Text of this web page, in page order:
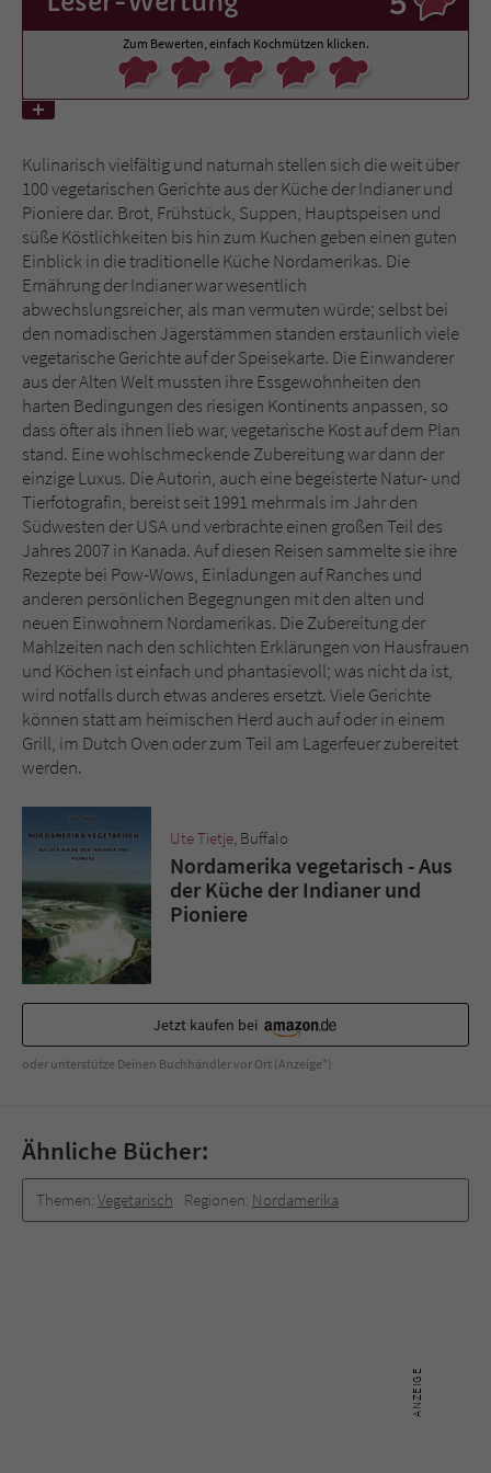
Zum Bewerten, einfach Kochmützen klicken.
Kulinarisch vielfältig und naturnah stellen sich die weit über
100 vegetarischen Gerichte aus der Küche der Indianer und
Pioniere dar. Brot, Frühstück, Suppen, Hauptspeisen und
süße Köstlichkeiten bis hin zum Kuchen geben einen guten
Einblick in die traditionelle Küche Nordamerikas. Die
Ernährung der Indianer war wesentlich
abwechslungsreicher, als man vermuten würde; selbst bei
den nomadischen Jägerstämmen standen erstaunlich viele
vegetarische Gerichte auf der Speisekarte. Die Einwanderer
aus der Alten Welt mussten ihre Essgewohnheiten den
harten Bedingungen des riesigen Kontinents anpassen, so
dass öfter als ihnen lieb war, vegetarische Kost auf dem Plan
stand. Eine wohlschmeckende Zubereitung war dann der
einzige Luxus. Die Autorin, auch eine begeisterte Natur- und
Tierfotografin, bereist seit 1991 mehrmals im Jahr den
Südwesten der USA und verbrachte einen großen Teil des
Jahres 2007 in Kanada. Auf diesen Reisen sammelte sie ihre
Rezepte bei Pow-Wows, Einladungen auf Ranches und
anderen persönlichen Begegnungen mit den alten und
neuen Einwohnern Nordamerikas. Die Zubereitung der
Mahlzeiten nach den schlichten Erklärungen von Hausfrauen
und Köchen ist einfach und phantasievoll; was nicht da ist,
wird notfalls durch etwas anderes ersetzt. Viele Gerichte
können statt am heimischen Herd auch auf oder in einem
Grill, im Dutch Oven oder zum Teil am Lagerfeuer zubereitet
werden.
Ute Tietje, Buffalo
Nordamerika vegetarisch - Aus
der Küche der Indianer und
Pioniere
Jetzt kaufen bei
oder unterstütze Deinen Buchhändler vor Ort (Anzeige*)
Ähnliche Bücher:
Themen: Vegetarisch Regionen: Nordamerika
tx_pwcomments_ahash
Anbieter Literatur-Couch Medien GmbH & Co. KG
Zweck Cookie für Kommentare einzelner Buchtitel
Name fe_typo_user
Literatur-Couch Medien GmbH & Co. KG
Laufzeit Session
Zweck
Dieses Cookie gewährleistet die
Kommunikation der Webseite mit dem
Benutzer. Es wird benötigt um z. B. den
Sicherheitscode des Kontaktformulars zu
überprüfen.